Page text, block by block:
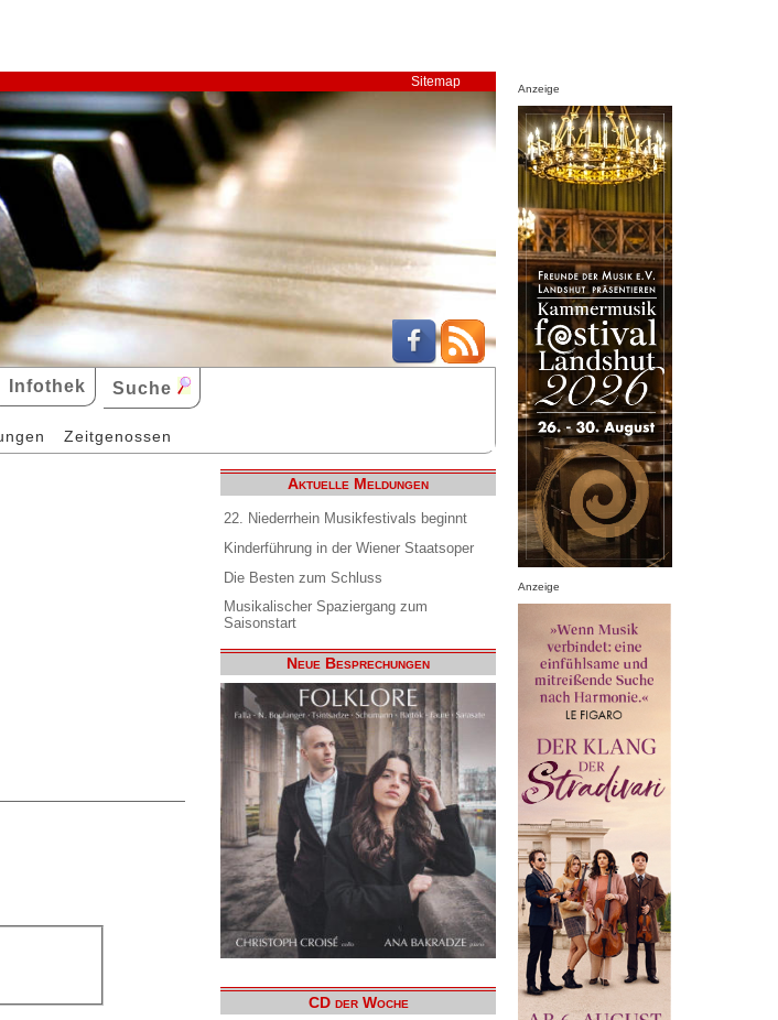
Sitemap
Infothek Suche
Zeitgenossen
Aktuelle Meldungen
22. Niederrhein Musikfestivals beginnt
Kinderführung in der Wiener Staatsoper
Die Besten zum Schluss
Musikalischer Spaziergang zum
Saisonstart
Neue Besprechungen
CD der Woche
Anzeige
Anzeige